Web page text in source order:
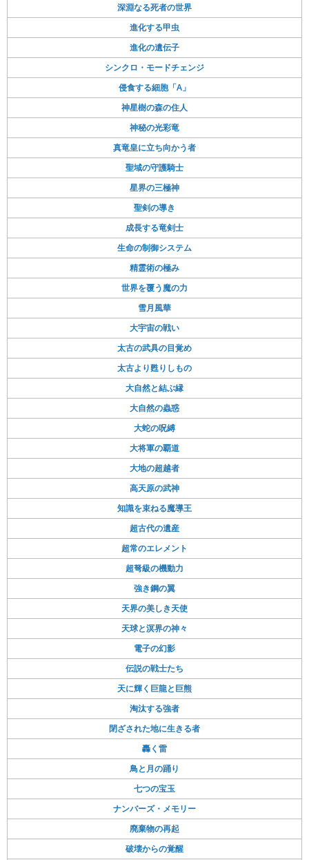
深淵なる死者の世界
進化する甲虫
進化の遺伝子
シンクロ・モードチェンジ
侵食する細胞「A」
神星樹の森の住人
神秘の光彩竜
真竜皇に立ち向かう者
聖域の守護騎士
星界の三極神
聖剣の導き
成長する竜剣士
生命の制御システム
精霊術の極み
世界を覆う魔の力
雪月風華
大宇宙の戦い
太古の武具の目覚め
太古より甦りしもの
大自然と結ぶ縁
大自然の蟲惑
大蛇の呪縛
大将軍の覇道
大地の超越者
高天原の武神
知識を束ねる魔導王
超古代の遺産
超常のエレメント
超弩級の機動力
強き鋼の翼
天界の美しき天使
天球と溟界の神々
電子の幻影
伝説の戦士たち
天に輝く巨龍と巨熊
淘汰する強者
閉ざされた地に生きる者
轟く雷
鳥と月の踊り
七つの宝玉
ナンバーズ・メモリー
廃棄物の再起
破壊からの覚醒